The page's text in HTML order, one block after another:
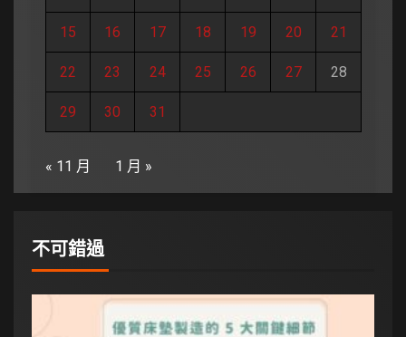
15 16 17 18 19 20 21
22 23 24 25 26 27 28
29 30 31
« 11 月 1 月 »
不可錯過